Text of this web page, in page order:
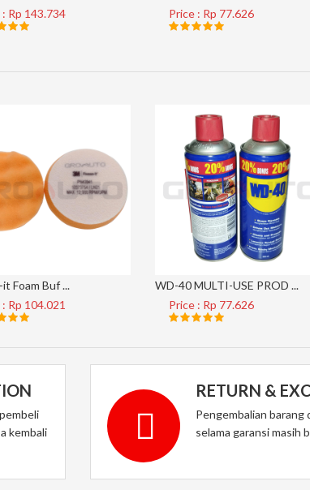
: Rp 143.734
Price : Rp 77.626
Foam Buf ...
Rp 104.021
WD-40 MULTI-USE PROD ...
Price : Rp 77.626
kembali
RETURN &
Pengembalian barang
selama garansi masih